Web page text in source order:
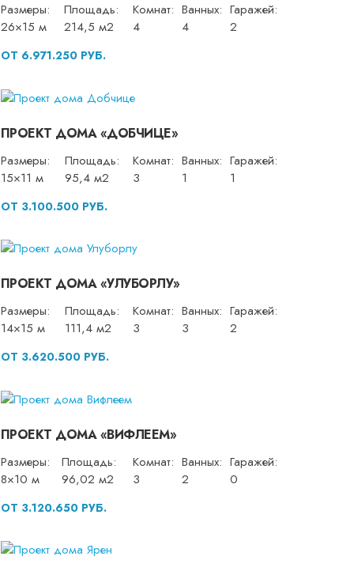
Размеры:
26×15 м
Площадь:
214,5 м2
Комнат:
4
Ванных:
4
Гаражей:
2
ОТ 6.971.250 РУБ.
ПРОЕКТ ДОМА «ДОБЧИЦЕ»
Размеры:
15×11 м
Площадь:
95,4 м2
Комнат:
3
Ванных:
1
Гаражей:
1
ОТ 3.100.500 РУБ.
ПРОЕКТ ДОМА «УЛУБОРЛУ»
Размеры:
14×15 м
Площадь:
111,4 м2
Комнат:
3
Ванных:
3
Гаражей:
2
ОТ 3.620.500 РУБ.
ПРОЕКТ ДОМА «ВИФЛЕЕМ»
Размеры:
8×10 м
Площадь:
96,02 м2
Комнат:
3
Ванных:
2
Гаражей:
0
ОТ 3.120.650 РУБ.